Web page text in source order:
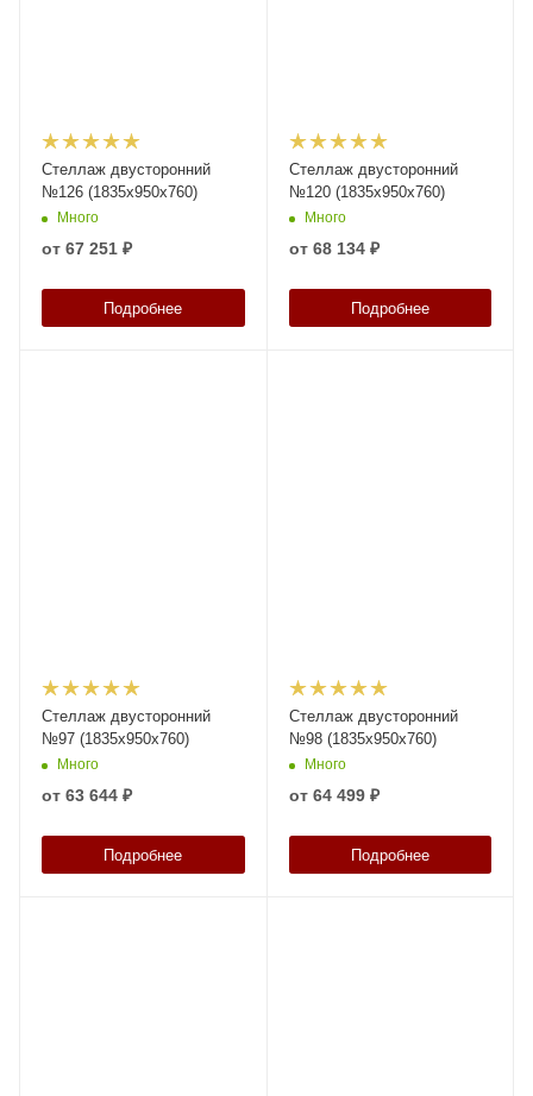
Стеллаж двусторонний
№126 (1835х950х760)
Много
от 67 251 ₽
Подробнее
Стеллаж двусторонний
№120 (1835х950х760)
Много
от 68 134 ₽
Подробнее
Стеллаж двусторонний
№97 (1835х950х760)
Много
от 63 644 ₽
Подробнее
Стеллаж двусторонний
№98 (1835х950х760)
Много
от 64 499 ₽
Подробнее